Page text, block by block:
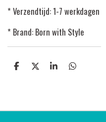
* Verzendtijd: 1-7 werkdagen
* Brand: Born with Style
D
D
S
D